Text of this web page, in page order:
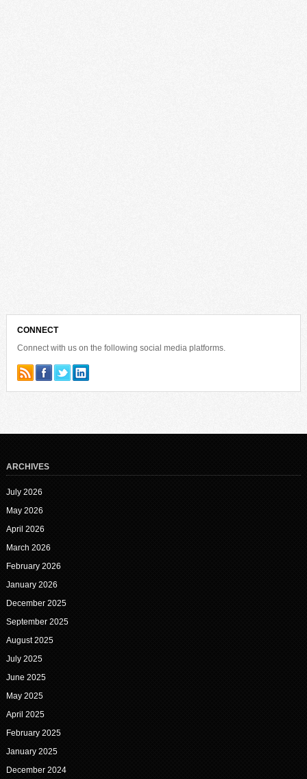
CONNECT
Connect with us on the following social media platforms.
ARCHIVES
July 2026
May 2026
April 2026
March 2026
February 2026
January 2026
December 2025
September 2025
August 2025
July 2025
June 2025
May 2025
April 2025
February 2025
January 2025
December 2024